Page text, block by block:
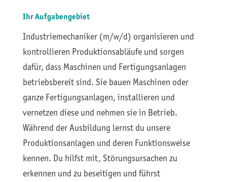
Ihr Aufgabengebiet
Industriemechaniker (m/w/d) organisieren und
kontrollieren Produktionsabläufe und sorgen
dafür, dass Maschinen und Fertigungsanlagen
betriebsbereit sind. Sie bauen Maschinen oder
ganze Fertigungsanlagen, installieren und
vernetzen diese und nehmen sie in Betrieb.
Während der Ausbildung lernst du unsere
Produktionsanlagen und deren Funktionsweise
kennen. Du hilfst mit, Störungsursachen zu
erkennen und zu beseitigen und führst